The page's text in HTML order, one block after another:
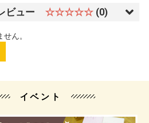
ビュー ☆☆☆☆☆ (0)
ん。
イベント